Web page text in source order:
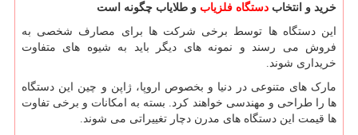
خرید و انتخاب دستگاه فلزیاب و طلایاب چگونه است
این دستگاه ها توسط برخی شرکت ها برای مصارف شخصی به
فروش می رسند و نمونه های دیگر باید به شیوه های متفاوت
خریداری شوند.
مارک های متنوعی در دنیا و بخصوص اروپا، ژاپن و چین این دستگاه
ها را طراحی و مهندسی خواهند کرد. بسته به امکانات و برخی تفاوت
ها قیمت این دستگاه های مدرن دچار تغییراتی می شوند.